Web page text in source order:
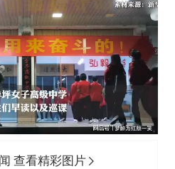
查看精彩图片